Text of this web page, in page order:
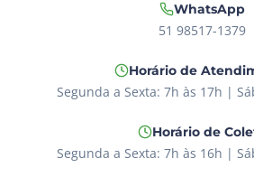
WhatsApp
51 98517-1379
Horário de
Segunda a Sexta: 7h às 17h |
Horário de
Segunda a Sexta: 7h às 16h |